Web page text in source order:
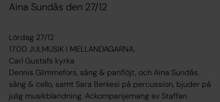
Aina Sundås den 27/12
Lördag 27/12
17.00 JULMUSIK I MELLANDAGARNA,
Carl Gustafs kyrka
Dennis Glimmefors, sång & panflöjt, och Aina Sundås,
sång & cello, samt Sara Berkesi på percussion, bjuder på
julig musikblandning. Ackompanjemang av Staffan